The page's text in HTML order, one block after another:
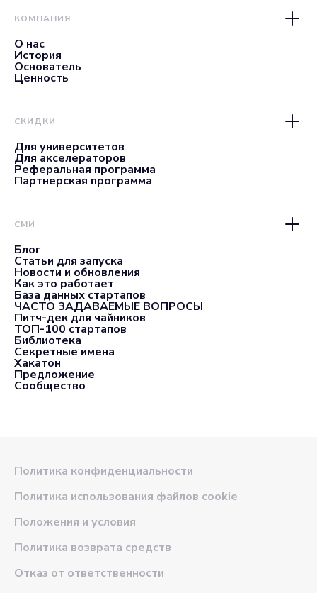
КОМПАНИЯ
О нас
История
Основатель
Ценность
СКИДКИ
Для университетов
Для акселераторов
Реферальная программа
Партнерская программа
СМИ
Блог
Статьи для запуска
Новости и обновления
Как это работает
База данных стартапов
ЧАСТО ЗАДАВАЕМЫЕ ВОПРОСЫ
Питч-дек для чайников
ТОП-100 стартапов
Библиотека
Секретные имена
Хакатон
Предложение
Сообщество
Политика конфиденциальности
Политика использования файлов cookie
Положения и условия
Политика возврата средств
Отказ от ответственности